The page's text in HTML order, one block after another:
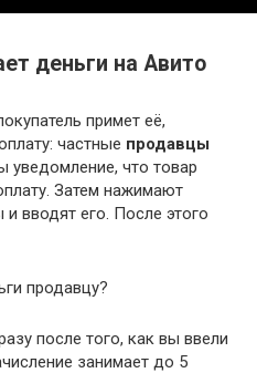
деньги на Авито
примет её,
частные продавцы
уведомление, что товар
Затем нажимают
вводят его. После этого
продавцу?
после того, как вы ввели
занимает до 5